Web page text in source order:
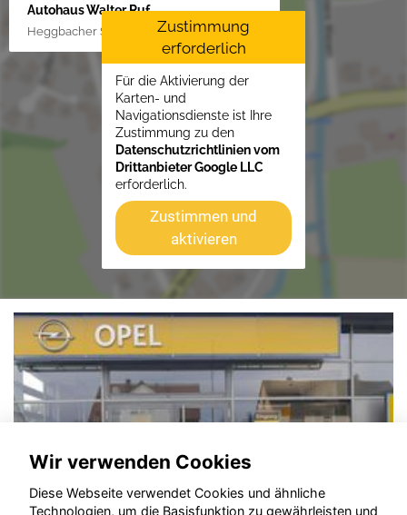
Autohaus Walter Ruf
Heggbacher Straße 25, 88477 Schönebürg
Zustimmung
erforderlich
Für die Aktivierung der
Karten- und
Navigationsdienste ist Ihre
Zustimmung zu den
Datenschutzrichtlinien vom
Drittanbieter Google LLC
erforderlich.
Zustimmen und
aktivieren
Wir verwenden Cookies
Diese Webseite verwendet Cookies und ähnliche
Technologien, um die Basisfunktion zu gewährleisten und